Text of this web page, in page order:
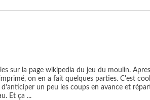
sur la page wikipedia du jeu du moulin. Apres
on en a fait quelques parties. C'est
un peu les coups en avance et
Et ça ...